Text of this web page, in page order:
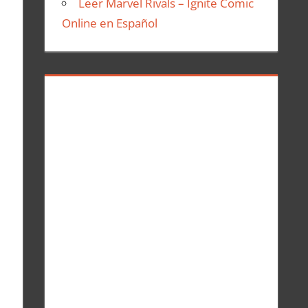
Leer Marvel Rivals – Ignite Comic
Online en Español